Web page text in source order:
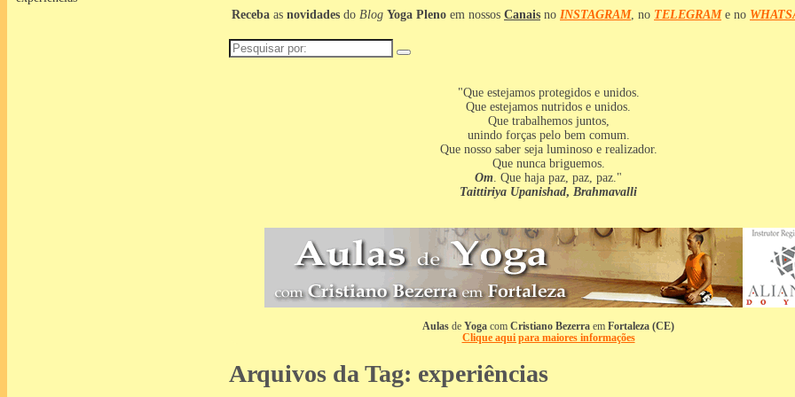
Receba as novidades do Blog Yoga Pleno em nossos Canais no INSTAGRAM, no TELEGRAMe no
Pesquisar
por:
"Que estejamos protegidos e unidos.
Que estejamos nutridos e unidos.
Que trabalhemos juntos,
unindo forças pelo bem comum.
Que nosso saber seja luminoso e realizador.
Que nunca briguemos.
Om . Que haja paz, paz, paz."
Taittiriya Upanishad, Brahmavalli
Aulas de Yoga com Cristiano Bezerra em Fortaleza (CE)
Clique aqui para maiores informações
Arquivos da Tag: experiências